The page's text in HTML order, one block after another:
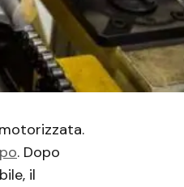
. Dopo
il